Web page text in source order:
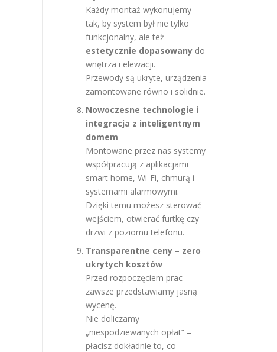
Każdy montaż wykonujemy
tak, by system był nie tylko
funkcjonalny, ale też
estetycznie dopasowany do
wnętrza i elewacji.
Przewody są ukryte, urządzenia
zamontowane równo i solidnie.
Nowoczesne technologie i
integracja z inteligentnym
domem
Montowane przez nas systemy
współpracują z aplikacjami
smart home, Wi-Fi, chmurą i
systemami alarmowymi.
Dzięki temu możesz sterować
wejściem, otwierać furtkę czy
drzwi z poziomu telefonu.
Transparentne ceny – zero
ukrytych kosztów
Przed rozpoczęciem prac
zawsze przedstawiamy jasną
wycenę.
Nie doliczamy
„niespodziewanych opłat” –
płacisz dokładnie to, co